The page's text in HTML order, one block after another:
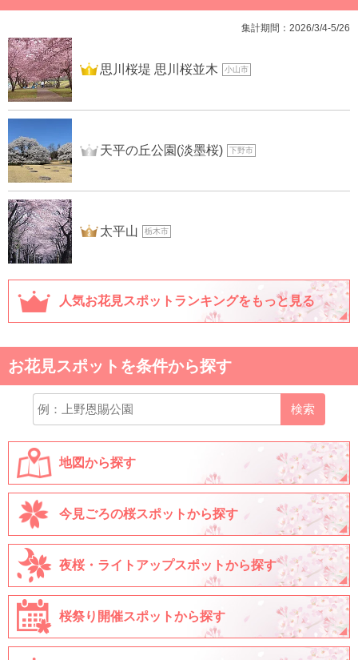
集計期間：2026/3/4-5/26
1位思川桜堤 思川桜並木 小山市
2位天平の丘公園(淡墨桜) 下野市
3位太平山 栃木市
人気お花見スポットランキングをもっと見る
お花見スポットを条件から探す
検索
地図から探す
今見ごろの桜スポットから探す
夜桜・ライトアップスポットから探す
桜祭り開催スポットから探す